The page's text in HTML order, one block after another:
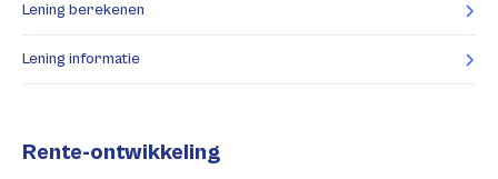
Lening berekenen
Lening informatie
Rente-ontwikkeling